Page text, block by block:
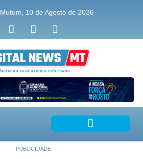
10 de Agosto de 2026
PUBLICIDADE